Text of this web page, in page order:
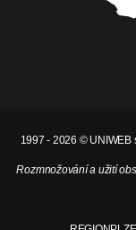
1997 - 2026 © UNIWEB
Rozmnožování a užití